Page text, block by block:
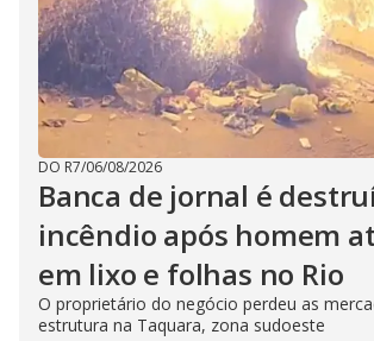
DO R7/06/08/2026
Banca de jornal é
incêndio após homem
em lixo e folhas no Rio
O proprietário do negócio perdeu as
estrutura na Taquara, zona sudoeste